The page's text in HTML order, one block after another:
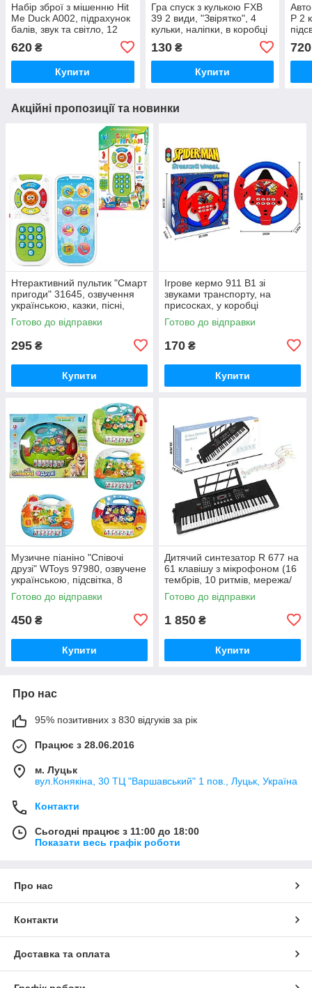
Набір зброї з мішенню Hit
Me Duck A002, підрахунок
балів, звук та світло, 12
620 ₴
Купити
Гра спуск з кулькою FXB
39 2 види, "Звірятко", 4
кульки, наліпки, в коробці
130₴
Купити
P 2
720
Акційні пропозиції та новинки
Нтерактивний пультик "Смарт
пригоди" 31645, озвучення
українською, казки, пісні,
вікторина, підсвітка
Готово до відправки
295 ₴
Купити
Ігрове кермо 911 B1 зі
звуками транспорту, на
присосках, у коробці
Готово до відправки
170 ₴
Купити
Музичне піаніно "Співочі
друзі" WToys 97980, озвучене
українською, підсвітка, 8
пісень, 8 казок, віршики,
цифри, ноти
Готово до відправки
450 ₴
Купити
Дитячий синтезатор R 677 на
61 клавішу з мікрофоном (16
тембрів, 10 ритмів, мережа/
батарейки)
Готово до відправки
1 850 ₴
Купити
Про нас
95% позитивних з 830 відгуків за рік
Працює з 28.06.2016
м. Луцьк
вул.Конякіна, 30 ТЦ "Варшавський" 1 пов., Луцьк, Україна
Контакти
Сьогодні працює з 11:00 до 18:00
Показати весь графік роботи
Про нас
Контакти
Доставка та оплата